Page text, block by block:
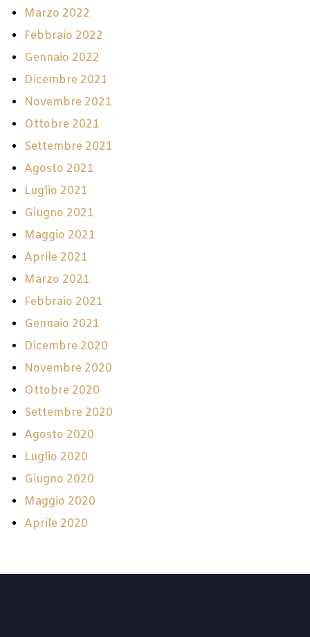
Marzo 2022
Febbraio 2022
Gennaio 2022
Dicembre 2021
Novembre 2021
Ottobre 2021
Settembre 2021
Agosto 2021
Luglio 2021
Giugno 2021
Maggio 2021
Aprile 2021
Marzo 2021
Febbraio 2021
Gennaio 2021
Dicembre 2020
Novembre 2020
Ottobre 2020
Settembre 2020
Agosto 2020
Luglio 2020
Giugno 2020
Maggio 2020
Aprile 2020